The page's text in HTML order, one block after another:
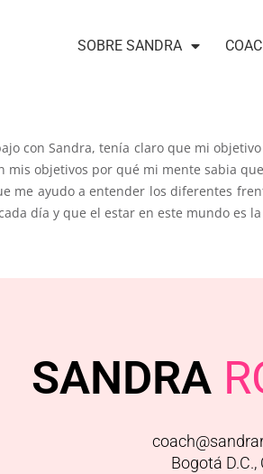
SOBRE SANDRA
con Sandra, tenía claro que mi
objetivos por qué mi mente sabia
me ayudo a entender los diferentes
día y que el estar en este mundo es
SANDRA
Bogotá